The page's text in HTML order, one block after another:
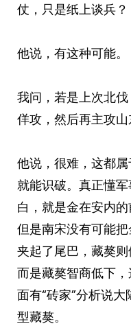
仗，只是纸上谈兵？
他说，有这种可能。
我问，若是上次北
佯攻，然后再主攻
他说，很难，这都
就能识破。真正懂
白，就是金在安内
但是南宋没有可能
夹起了尾巴，藏獒
而是藏獒智商低下
面有“砖家”分析说
型藏獒。